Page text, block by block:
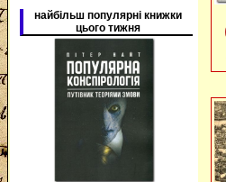
найбільш популярні книжки
цього тижня